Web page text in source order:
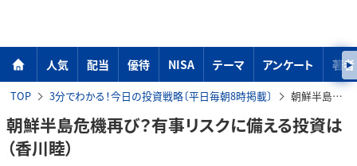
人気 配当 優待 NISA テーマ アンケート 著者
TOP 3分でわかる！今日の投資戦略〔平日毎朝8時掲載〕 朝鮮半島危機再び？有事リスクに備える投資は（香川睦）
朝鮮半島危機再び？有事リスクに備える投資は
（香川睦）